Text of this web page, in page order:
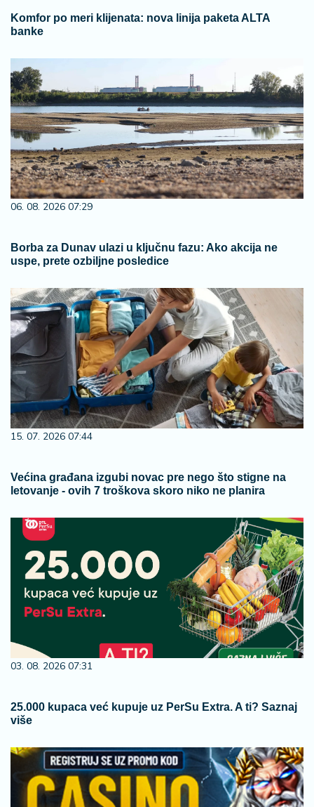
Komfor po meri klijenata: nova linija paketa ALTA
banke
06. 08. 2026 07:29
Borba za Dunav ulazi u ključnu fazu: Ako akcija ne
uspe, prete ozbiljne posledice
15. 07. 2026 07:44
Većina građana izgubi novac pre nego što stigne na
letovanje - ovih 7 troškova skoro niko ne planira
03. 08. 2026 07:31
25.000 kupaca već kupuje uz PerSu Extra. A ti? Saznaj
više